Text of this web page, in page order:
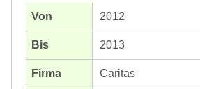
2012
2013
Caritas